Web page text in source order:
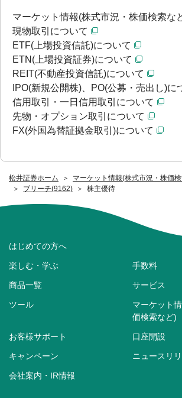
松井証券ホーム
マーケット情報(株式市況・株価
ブリーチ(9162)
株主優待
マーケット情報(株式市況・株価検索な
現物取引について
ETF(上場投資信託)について
ETN(上場投資証券)について
REIT(不動産投資信託)について
IPO(新規公開株)、PO(公募・売出し)に
信用取引・一日信用取引について
先物・オプション取引について
FX(外国為替証拠金取引)について
はじめての方へ
楽しむ・学ぶ 手数料
商品一覧 サービス
ツール
マーケット
価検索など)
お客様サポート 口座開設
キャンペーン ニュースリ
会社案内・IR情報